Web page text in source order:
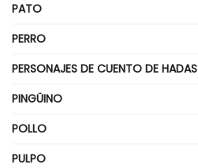
PATO
PERRO
PERSONAJES DE CUENTO DE HADAS
PINGÜINO
POLLO
PULPO